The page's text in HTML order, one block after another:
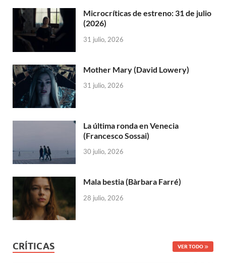
Microcríticas de estreno: 31 de julio
(2026)
31 julio, 2026
Mother Mary (David Lowery)
31 julio, 2026
La última ronda en Venecia
(Francesco Sossai)
30 julio, 2026
Mala bestia (Bàrbara Farré)
28 julio, 2026
CRÍTICAS VER TODO